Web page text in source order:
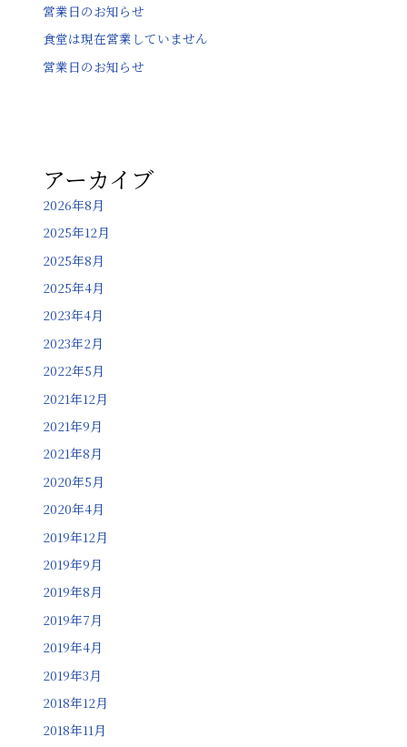
営業日のお知らせ
食堂は現在営業していません
営業日のお知らせ
アーカイブ
2026年8月
2025年12月
2025年8月
2025年4月
2023年4月
2023年2月
2022年5月
2021年12月
2021年9月
2021年8月
2020年5月
2020年4月
2019年12月
2019年9月
2019年8月
2019年7月
2019年4月
2019年3月
2018年12月
2018年11月